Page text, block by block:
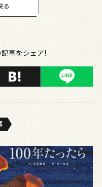
る
事をシェア!